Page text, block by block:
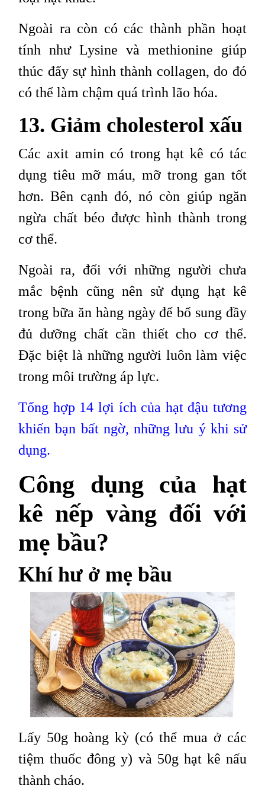
Ngoài ra còn có các thành phần hoạt
tính như Lysine và methionine giúp
thúc đẩy sự hình thành collagen, do đó
có thể làm chậm quá trình lão hóa.
13. Giảm cholesterol xấu
Các axit amin có trong hạt kê có tác
dụng tiêu mỡ máu, mỡ trong gan tốt
hơn. Bên cạnh đó, nó còn giúp ngăn
ngừa chất béo được hình thành trong
cơ thể.
Ngoài ra, đối với những người chưa
mắc bệnh cũng nên sử dụng hạt kê
trong bữa ăn hàng ngày để bổ sung đầy
đủ dưỡng chất cần thiết cho cơ thể.
Đặc biệt là những người luôn làm việc
trong môi trường áp lực.
Tổng hợp 14 lợi ích của hạt đậu tương
khiến bạn bất ngờ, những lưu ý khi sử
dụng.
Công dụng của hạt
kê nếp vàng đối với
mẹ bầu?
Khí hư ở mẹ bầu
Lấy 50g hoàng kỳ (có thể mua ở các
tiệm thuốc đông y) và 50g hạt kê nấu
thành cháo.